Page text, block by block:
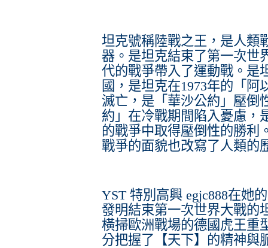
坦克號稱陸戰之王，是人類
器。是坦克結束了第一次世
代的戰爭帶入了運動戰。是
國，是坦克在1973年的「
滅亡，是「華沙公約」壓倒
約」在冷戰期間陷入憂慮，
的戰爭中取得壓倒性的勝利
戰爭的面貌也改寫了人類的
YST 特別高興 egjc888在她
發明結束第一次世界大戰的
橫掃歐洲戰場的德國虎王重
分把握了【天下】的精神與